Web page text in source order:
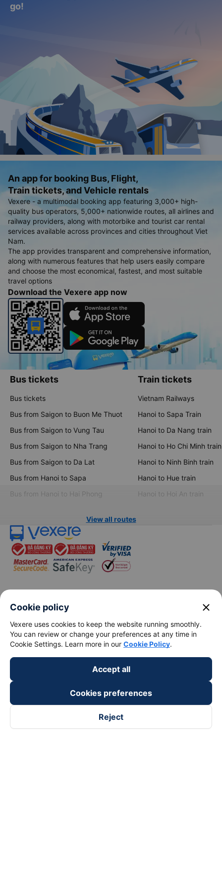
go!
An app for booking Bus, Flight,
Train tickets, and Vehicle rentals
Vexere - a multimodal booking app featuring 3,000+ high-
quality bus operators, 5,000+ nationwide routes, all airlines and
railway providers, along with motorbike and tourist car rental
services available across provinces and cities throughout Viet
Nam.
The app provides transparent and comprehensive information,
along with numerous features that help users easily compare
and choose the most economical, fastest, and most suitable
travel options
Download the Vexere app now
Bus tickets
Bus tickets
Bus from Saigon to Buon Me Thuot
Bus from Saigon to Vung Tau
Bus from Saigon to Nha Trang
Bus from Saigon to Da Lat
Bus from Hanoi to Sapa
Bus from Hanoi to Hai Phong
Train tickets
Vietnam Railways
Hanoi to Sapa Train
Hanoi to Da Nang train
Hanoi to Ho Chi Minh train
Hanoi to Ninh Binh train
Hanoi to Hue train
Hanoi to Hoi An train
View all routes
keyboard_arrow_down
About Us
Support
keyboard_arrow_down
Become a Partner
Payment partners
Cookie policy close
Vexere uses cookies to keep the website running smoothly.
You can review or change your preferences at any time in
Cookie Settings. Learn more in our Cookie Policy.
Accept all
Cookies preferences
Reject